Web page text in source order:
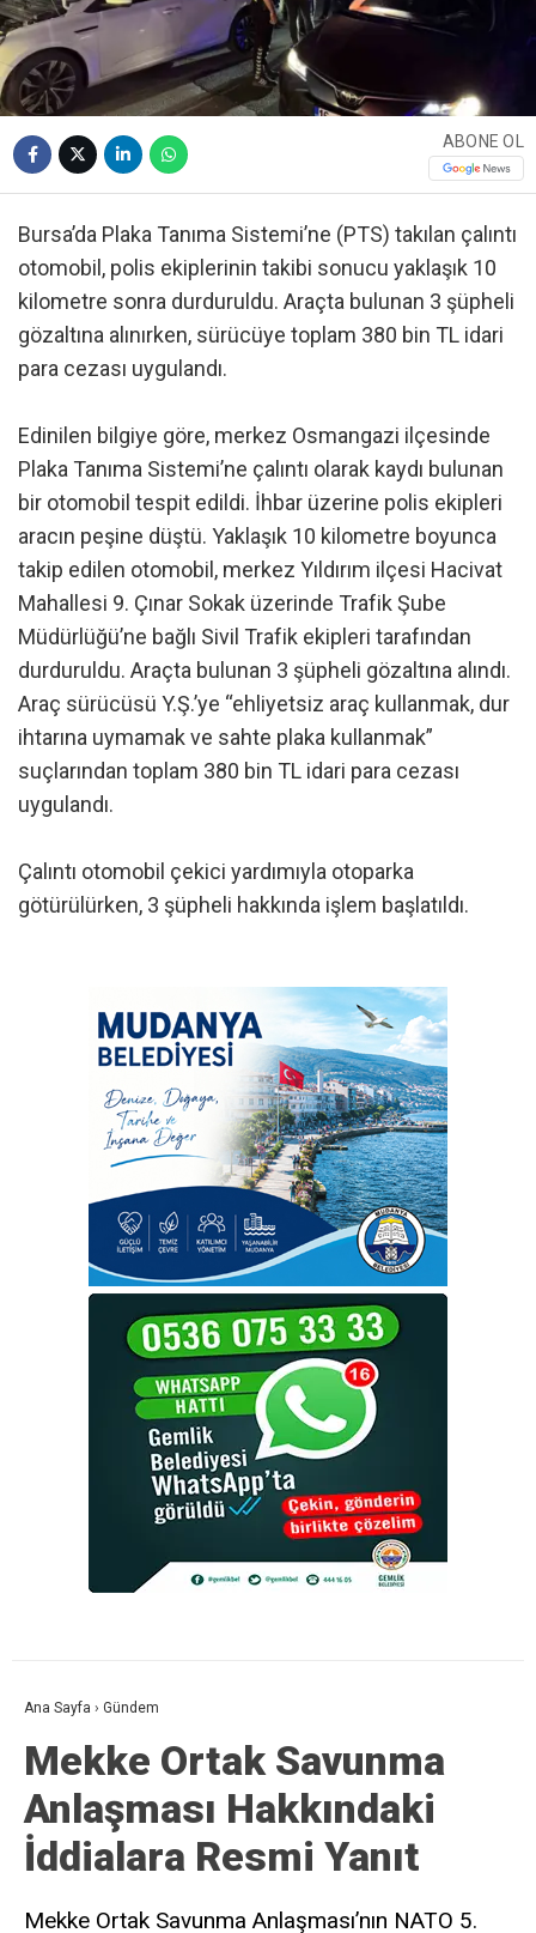
ABONE OL
Bursa’da Plaka Tanıma Sistemi’ne (PTS) takılan çalıntı
otomobil, polis ekiplerinin takibi sonucu yaklaşık 10
kilometre sonra durduruldu. Araçta bulunan 3 şüpheli
gözaltına alınırken, sürücüye toplam 380 bin TL idari
para cezası uygulandı.
Edinilen bilgiye göre, merkez Osmangazi ilçesinde
Plaka Tanıma Sistemi’ne çalıntı olarak kaydı bulunan
bir otomobil tespit edildi. İhbar üzerine polis ekipleri
aracın peşine düştü. Yaklaşık 10 kilometre boyunca
takip edilen otomobil, merkez Yıldırım ilçesi Hacivat
Mahallesi 9. Çınar Sokak üzerinde Trafik Şube
Müdürlüğü’ne bağlı Sivil Trafik ekipleri tarafından
durduruldu. Araçta bulunan 3 şüpheli gözaltına alındı.
Araç sürücüsü Y.Ş.’ye “ehliyetsiz araç kullanmak, dur
ihtarına uymamak ve sahte plaka kullanmak”
suçlarından toplam 380 bin TL idari para cezası
uygulandı.
Çalıntı otomobil çekici yardımıyla otoparka
götürülürken, 3 şüpheli hakkında işlem başlatıldı.
Ana Sayfa › Gündem
Mekke Ortak Savunma
Anlaşması Hakkındaki
İddialara Resmi Yanıt
Mekke Ortak Savunma Anlaşması’nın NATO 5.